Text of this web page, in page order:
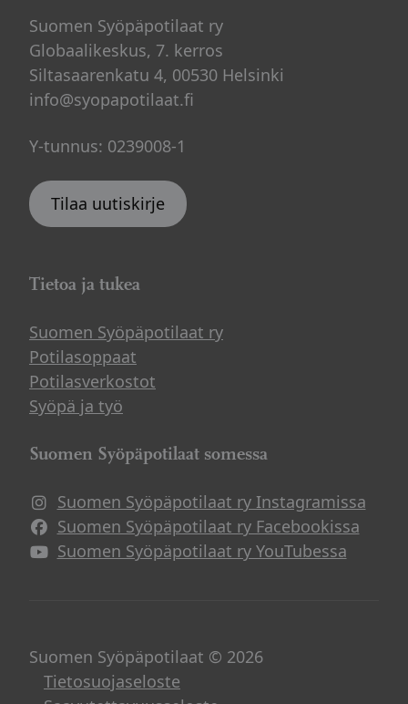
Suomen Syöpäpotilaat ry
Globaalikeskus, 7. kerros
Siltasaarenkatu 4, 00530 Helsinki
info@syopapotilaat.fi
Y-tunnus: 0239008-1
Tilaa uutiskirje
Tietoa ja tukea
Suomen Syöpäpotilaat ry
Potilasoppaat
Potilasverkostot
Syöpä ja työ
Suomen Syöpäpotilaat somessa
Suomen Syöpäpotilaat ry Instagramissa
Suomen Syöpäpotilaat ry Facebookissa
Suomen Syöpäpotilaat ry YouTubessa
Suomen Syöpäpotilaat © 2026
Tietosuojaseloste